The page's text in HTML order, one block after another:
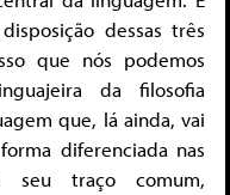
dessas três
que nós podemos
da filosofia
que, lá ainda, vai
diferenciada nas
traço comum,